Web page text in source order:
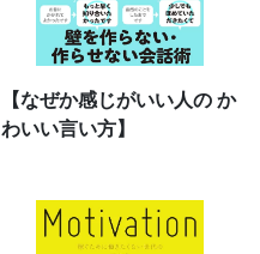
【なぜか感じがいい人の か
わいい言い方】